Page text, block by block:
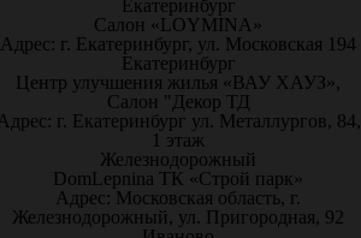
Екатеринбург
Салон «LOYMINA»
Адрес: г. Екатеринбург, ул. Московская 194
Екатеринбург
Центр улучшения жилья «ВАУ ХАУЗ»,
Салон "Декор ТД
г. Екатеринбург ул. Металлургов, 84,
1 этаж
Железнодорожный
DomLepnina ТК «Строй парк»
Адрес: Московская область, г.
Железнодорожный, ул. Пригородная, 92